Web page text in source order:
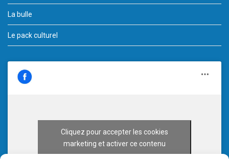
La bulle
Le pack culturel
Cliquez pour accepter les cookies
marketing et activer ce contenu